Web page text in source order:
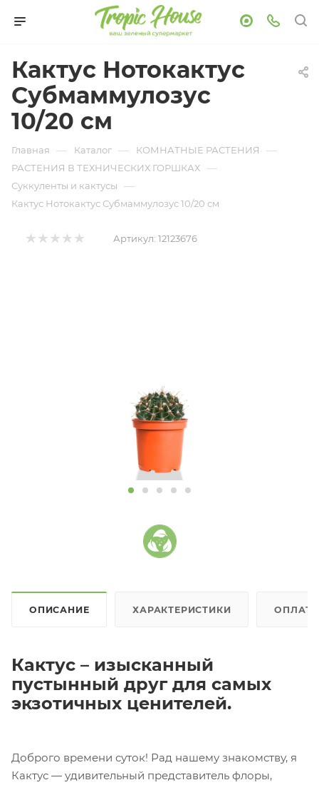
Кактус Нотокактус
Субмаммулозус
10/20 см
Главная — Каталог — КОМНАТНЫЕ РАСТЕНИЯ —
РАСТЕНИЯ В ТЕХНИЧЕСКИХ ГОРШКАХ —
Суккуленты и кактусы —
Кактус Нотокактус Субмаммулозус 10/20 см
Артикул: 12123676
ОПИСАНИЕ ХАРАКТЕРИСТИКИ
Кактус – изысканный
пустынный друг для самых
экзотичных ценителей.
Доброго времени суток! Рад нашему знакомству, я
Кактус — удивительный представитель флоры,